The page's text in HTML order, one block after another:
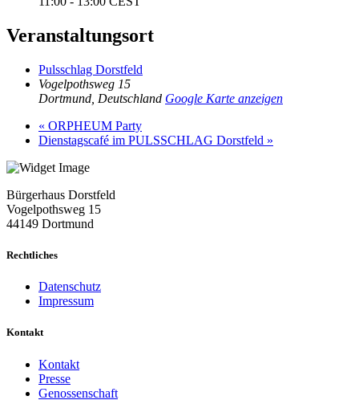
Veranstaltungsort
Pulsschlag Dorstfeld
Vogelpothsweg 15
Dortmund Deutschland Google Karte anzeigen
« ORPHEUM Party
Dienstagscafé im PULSSCHLAG Dorstfeld »
Bürgerhaus Dorstfeld
Vogelpothsweg 15
44149 Dortmund
Rechtliches
Datenschutz
Impressum
Kontakt
Kontakt
Presse
Genossenschaft